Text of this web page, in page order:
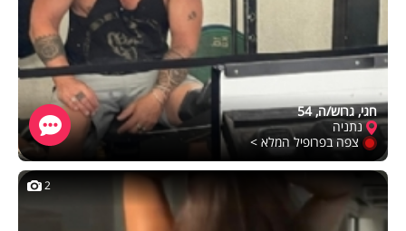
חגי, גרוש/ה, 54
נתניה
צפה בפרופיל המלא >
2